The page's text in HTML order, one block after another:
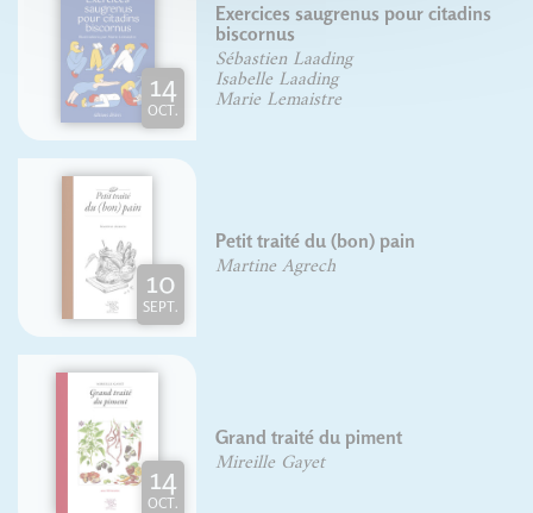
14
OCT.
Exercices saugrenus pour citadins
biscornus
Sébastien Laading
Isabelle Laading
Marie Lemaistre
10
SEPT.
Petit traité du (bon) pain
Martine Agrech
14
OCT.
Grand traité du piment
Mireille Gayet